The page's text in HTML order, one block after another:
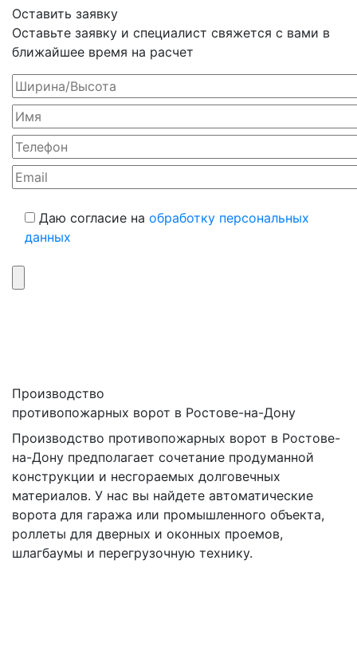
Оставить заявку
Оставьте заявку и специалист свяжется с вами в
ближайшее время на расчет
Даю согласие на обработку персональных
данных
Производство
противопожарных ворот в Ростове-на-Дону
Производство противопожарных ворот в Ростове-
на-Дону предполагает сочетание продуманной
конструкции и несгораемых долговечных
материалов. У нас вы найдете автоматические
ворота для гаража или промышленного объекта,
роллеты для дверных и оконных проемов,
шлагбаумы и перегрузочную технику.